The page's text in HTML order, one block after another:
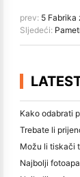
prev: 5 Fabrika
Sljedeći: Pametno
Kako odabrati
Najbolji